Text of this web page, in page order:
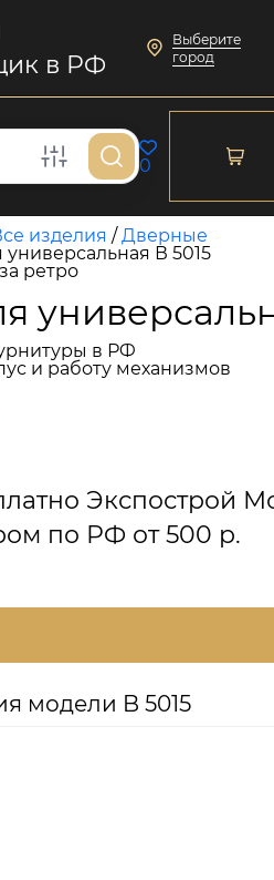
в РФ
Выберите
город
0
изделия /Дверные
универсальная В 5015
ретро
в РФ
и работу механизмов
Экспострой
по РФ от 500 р.
модели B 5015